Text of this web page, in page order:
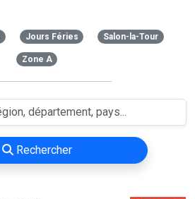
Jours Féries Salon-la-Tour
Zone A
Rechercher